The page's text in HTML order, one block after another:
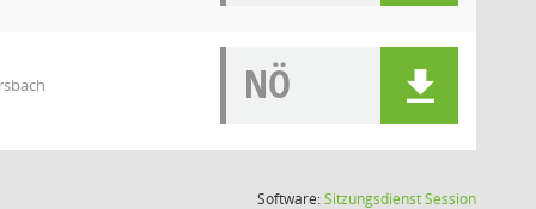
NÖ
Software:SitzungsdienstSession(Wird in